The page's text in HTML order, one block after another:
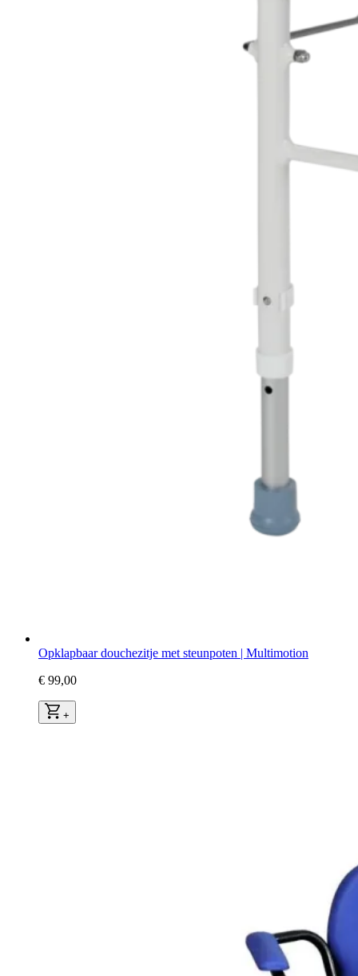
Opklapbaar douchezitje met steunpoten | Multimotion
€ 99,00
+